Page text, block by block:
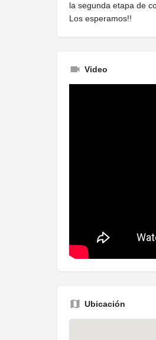
la segunda etapa de
Los esperamos!!
Video
Ubicación